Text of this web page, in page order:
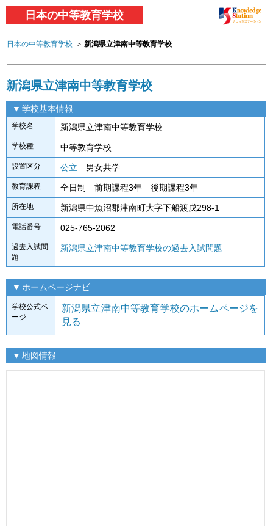
日本の中等教育学校
日本の中等教育学校 新潟県立津南中等教育学校
新潟県立津南中等教育学校
学校基本情報
学校名 新潟県立津南中等教育学校
学校種 中等教育学校
設置区分 公立 男女共学
教育課程 全日制 前期課程3年 後期課程3年
所在地 新潟県中魚沼郡津南町大字下船渡戊298-1
電話番号 025-765-2062
過去入試問
題
新潟県立津南中等教育学校の過去入試問題
ホームページナビ
学校公式ペ
ージ
新潟県立津南中等教育学校のホームページを
見る
地図情報